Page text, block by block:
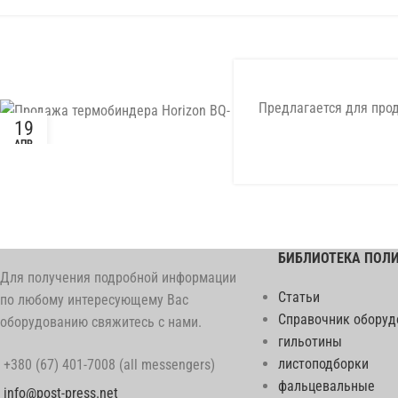
19
АПР
Предлагается для
Для получения подробной информации
по любому интересующему Вас
оборудованию свяжитесь с нами.
+380 (67) 401-7008 (all messengers)
info@post-press.net
БИБЛИОТЕКА
Статьи
Справочник
гильотины
листоподборки
фальцевальные